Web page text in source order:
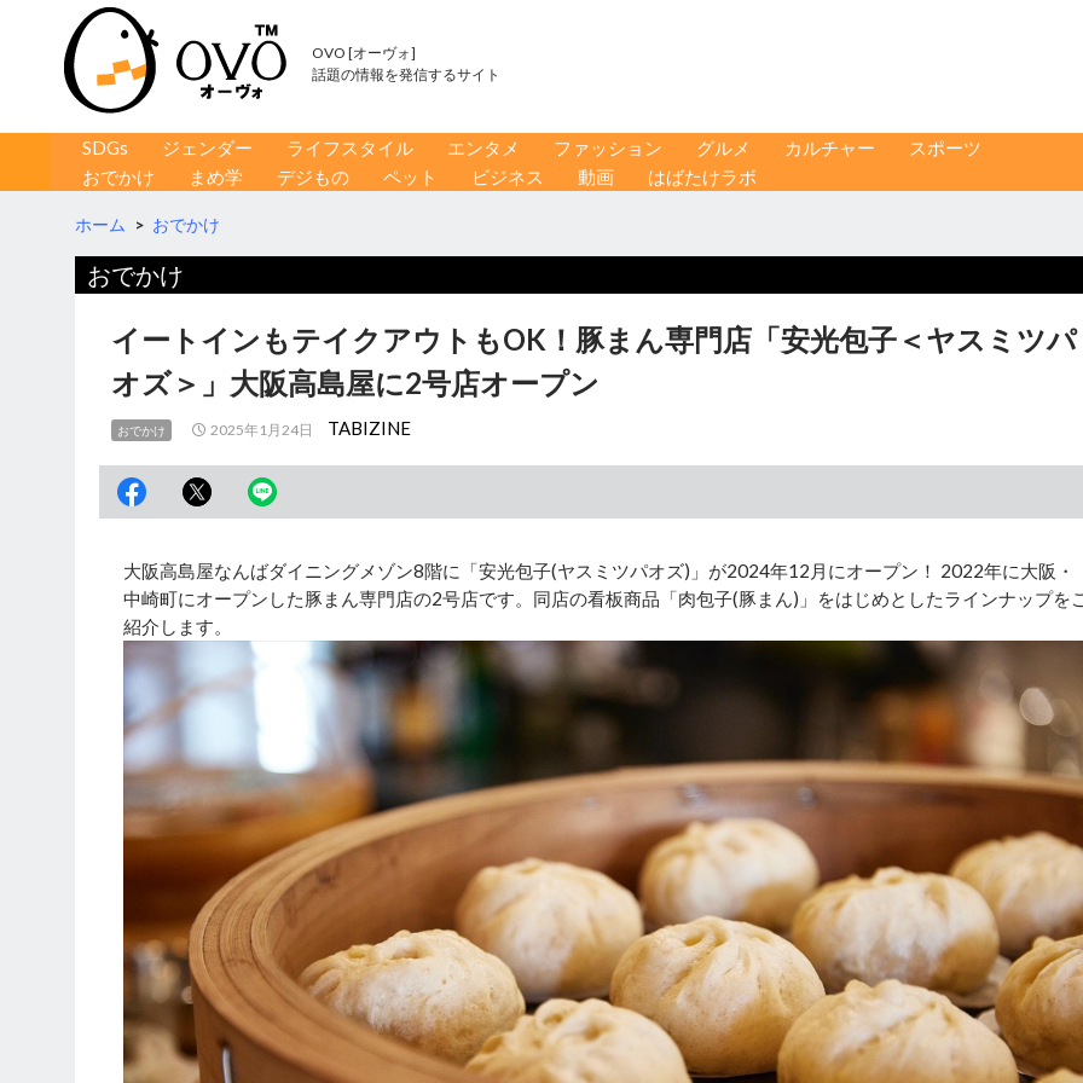
OVO [オーヴォ]
話題の情報を発信するサイト
コンテンツへ移動
SDGs ジェンダー ライフスタイル エンタメ ファッション グルメ カルチャー
スポーツ
おでかけ
まめ学 デジもの ペット ビジネス 動画 はばたけラボ
ホーム > おでかけ
おでかけ
イートインもテイクアウトもOK！豚まん専門店「安光包子＜ヤスミツパ
オズ＞」大阪高島屋に2号店オープン
おでかけ 2025年1月24日 TABIZINE
大阪高島屋なんばダイニングメゾン8階に「安光包子(ヤスミツパオズ)」が2024年12月にオープン！ 2022年に大阪・
中崎町にオープンした豚まん専門店の2号店です。同店の看板商品「肉包子(豚まん)」をはじめとしたラインナップを
紹介します。